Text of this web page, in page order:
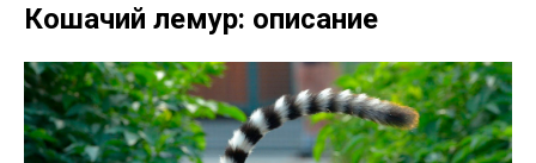
Кошачий лемур: описание